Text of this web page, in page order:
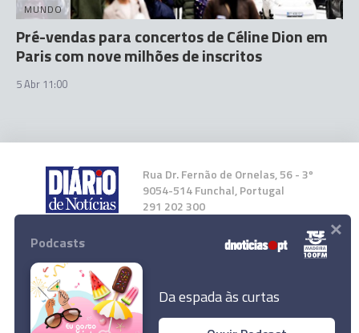
MUNDO
Pré-vendas para concertos de Céline Dion em
Paris com nove milhões de inscritos
5 Abr 11:00
Rua Dr. Fernão de Ornelas, 56 - 3º
9054-514 Funchal, Portugal
291 202 300
Instale a nossa App
Podcasts
Da espada às curtas
×